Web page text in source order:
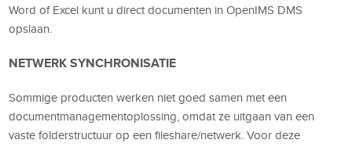
Word of Excel kunt u direct documenten in OpenIMS DMS
opslaan.
NETWERK SYNCHRONISATIE
Sommige producten werken niet goed samen met een
documentmanagementoplossing, omdat ze uitgaan van een
vaste folderstructuur op een fileshare/netwerk. Voor deze